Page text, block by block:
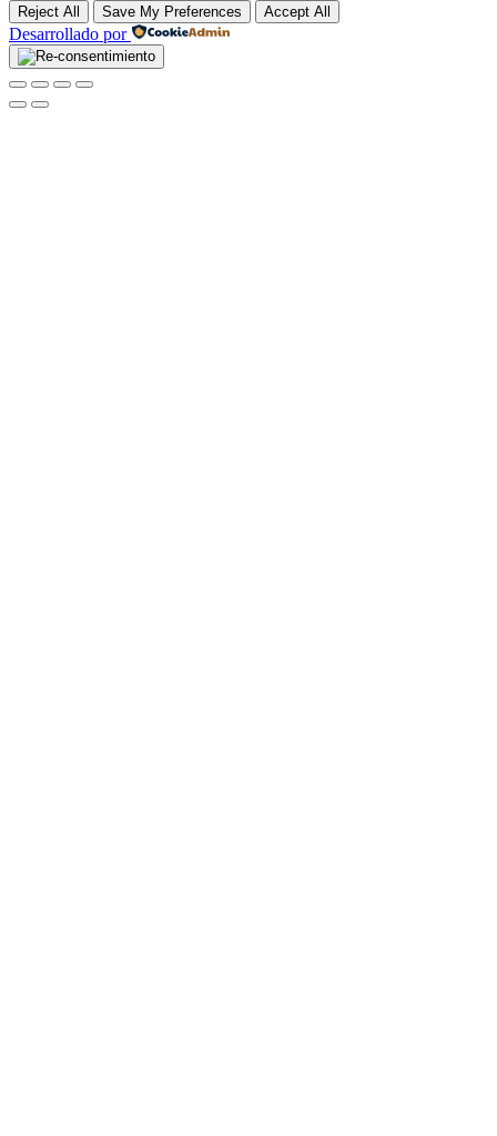
Reject All Save My Preferences Accept All
Desarrollado por